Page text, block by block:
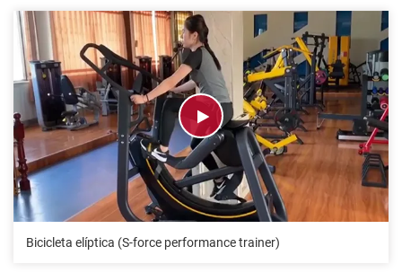
Bicicleta elíptica (S-force performance trainer)